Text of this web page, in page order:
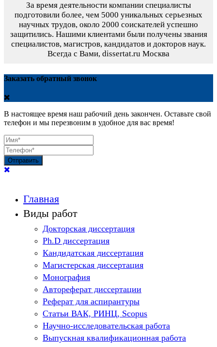
За время деятельности компании специалисты
подготовили более, чем 5000 уникальных серьезных
научных трудов, около 2000 соискателей успешно
защитились. Нашими клиентами были получены звания
специалистов, магистров, кандидатов и докторов наук.
Всегда с Вами, dissertat.ru Москва
Заказать обратный звонок
В настоящее время наш рабочий день закончен. Оставьте свой
телефон и мы перезвоним в удобное для вас время!
Отправить
Главная
Виды работ
Докторская диссертация
Ph.D диссертация
Кандидатская диссертация
Магистерская диссертация
Монография
Автореферат диссертации
Реферат для аспирантуры
Статьи ВАК, РИНЦ, Scopus
Научно-исследовательская работа
Выпускная квалификационная работа